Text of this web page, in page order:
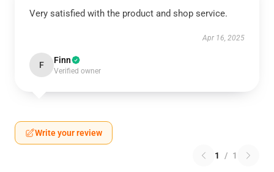
Very satisfied with the product and shop service.
Apr 16, 2025
F Finn
Verified owner
Write your review
1 / 1